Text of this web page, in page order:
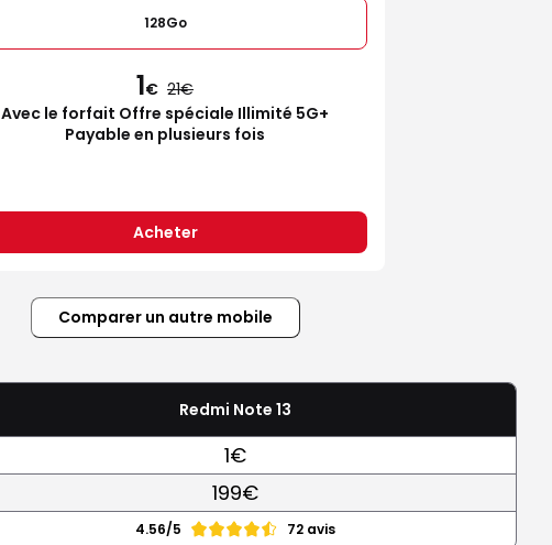
128Go
1€ 21
Avec le forfait Offre spéciale Illimité 5G+
Payable en plusieurs fois
Acheter
Comparer un autre mobile
Redmi Note 13
1€
199€
4.56/5 72 avis